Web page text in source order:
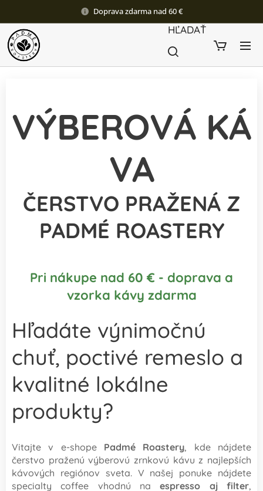
Doprava zdarma nad 60 €
HĽADAŤ
VÝBEROVÁ KÁ
VA
ČERSTVO PRAŽENÁ Z
PADMÉ ROASTERY
Pri nákupe nad 60 € - doprava a
vzorka kávy zdarma
Hľadáte výnimočnú
chuť, poctivé remeslo a
kvalitné lokálne
produkty?
Vitajte v e-shope Padmé Roastery, kde nájdete
čerstvo praženú výberovú zrnkovú kávu z najlepších
kávových regiónov sveta. V našej ponuke nájdete
specialty coffee vhodnú naespresso aj filter,